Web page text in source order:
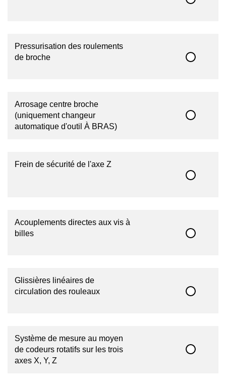
Pressurisation des roulements
de broche
Arrosage centre broche
(uniquement changeur
automatique d'outil À BRAS)
Frein de sécurité de l'axe Z
Acouplements directes aux vis à
billes
Glissières linéaires de
circulation des rouleaux
Système de mesure au moyen
de codeurs rotatifs sur les trois
axes X, Y, Z